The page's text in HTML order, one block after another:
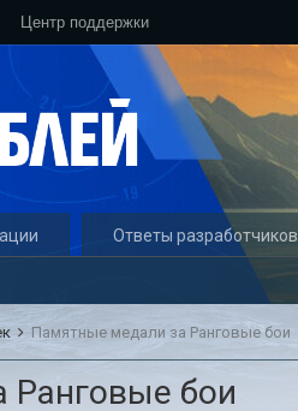
Центр поддержки
Ответы разработчиков
Памятные медали за Ранговые бои
бои